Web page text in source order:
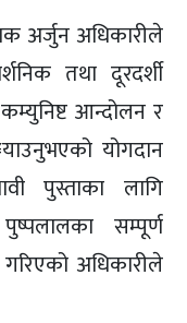
अर्जुन अधिकारीले
तथा दूरदर्शी
आन्दोलन र
योगदान
पुस्ताका लागि
सम्पूर्ण
अधिकारीले